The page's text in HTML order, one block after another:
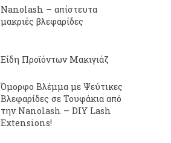
Nanolash – απίστευτα
μακριές βλεφαρίδες
Είδη Προϊόντων Μακιγιάζ
Όμορφο Βλέμμα με Ψεύτικες
Βλεφαρίδες σε Τουφάκια από
την Nanolash – DIY Lash
Extensions!